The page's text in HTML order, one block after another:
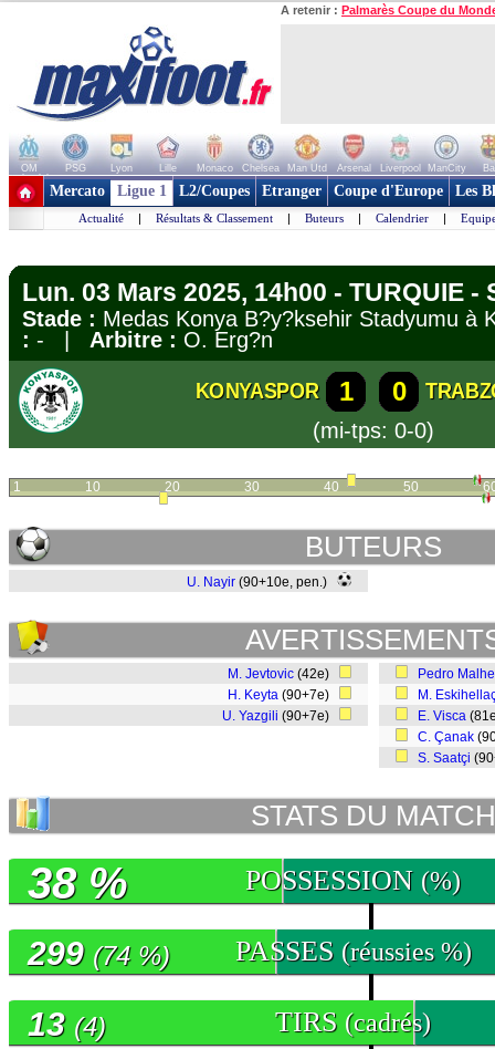
A retenir : Palmarès Coupe du
OM PSG Lyon Lille Monaco Chelsea Man Utd Arsenal Liverpool ManCity
+ de clubs
Mercato Ligue 1 L2/Coupes Etranger Coupe d'Europe Les
Actualité | Résultats & Classement | Buteurs | Calendrier |
Lun. 03 Mars 2025, 14h00 - TURQUIE -
Stade : Medas Konya B?y?ksehir Stadyumu
: - | Arbitre : O. Erg?n
KONYASPOR 1 0
(mi-tps: 0-0)
1 10 20 30 40 50
BUTEURS
U. Nayir (90+10e, pen.)
M. Jevtovic (42e)
H. Keyta (90+7e)
U. Yazgili (90+7e)
Pedro
M.
E. Visca
C. Çanak
S. Saatçi
STATS DU MATCH
POSSESSION (%)
38 %
PASSES (réussies %)
299 (74 %)
TIRS (cadrés)
13 (4)